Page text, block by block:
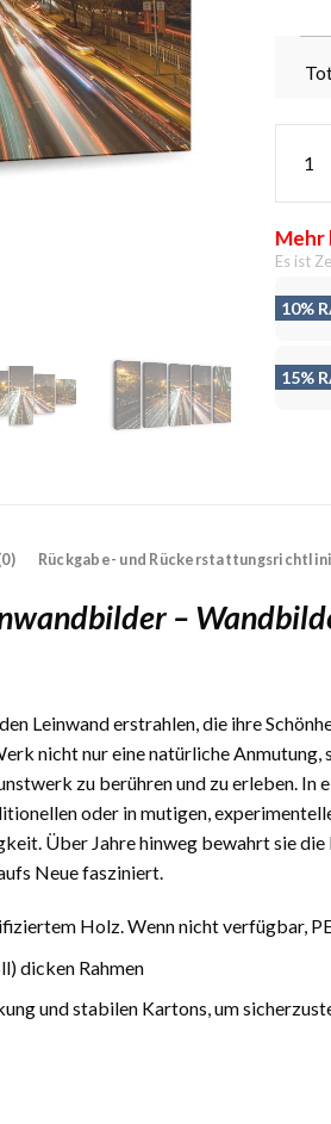
Mehr
Es ist
10%
15%
Rückgabe- und
–
Leinwand erstrahlen, die ihre
nicht nur eine natürliche
zu berühren und zu erleben.
oder in mutigen,
Über Jahre hinweg bewahrt sie
Neue fasziniert.
Holz. Wenn nicht verfügbar,
dicken Rahmen
und stabilen Kartons, um